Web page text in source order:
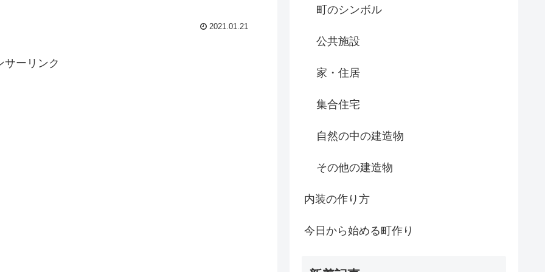
2021.01.21
サーリンク
町のシンボル
公共施設
家・住居
集合住宅
自然の中の建造物
その他の建造物
内装の作り方
今日から始める町作り